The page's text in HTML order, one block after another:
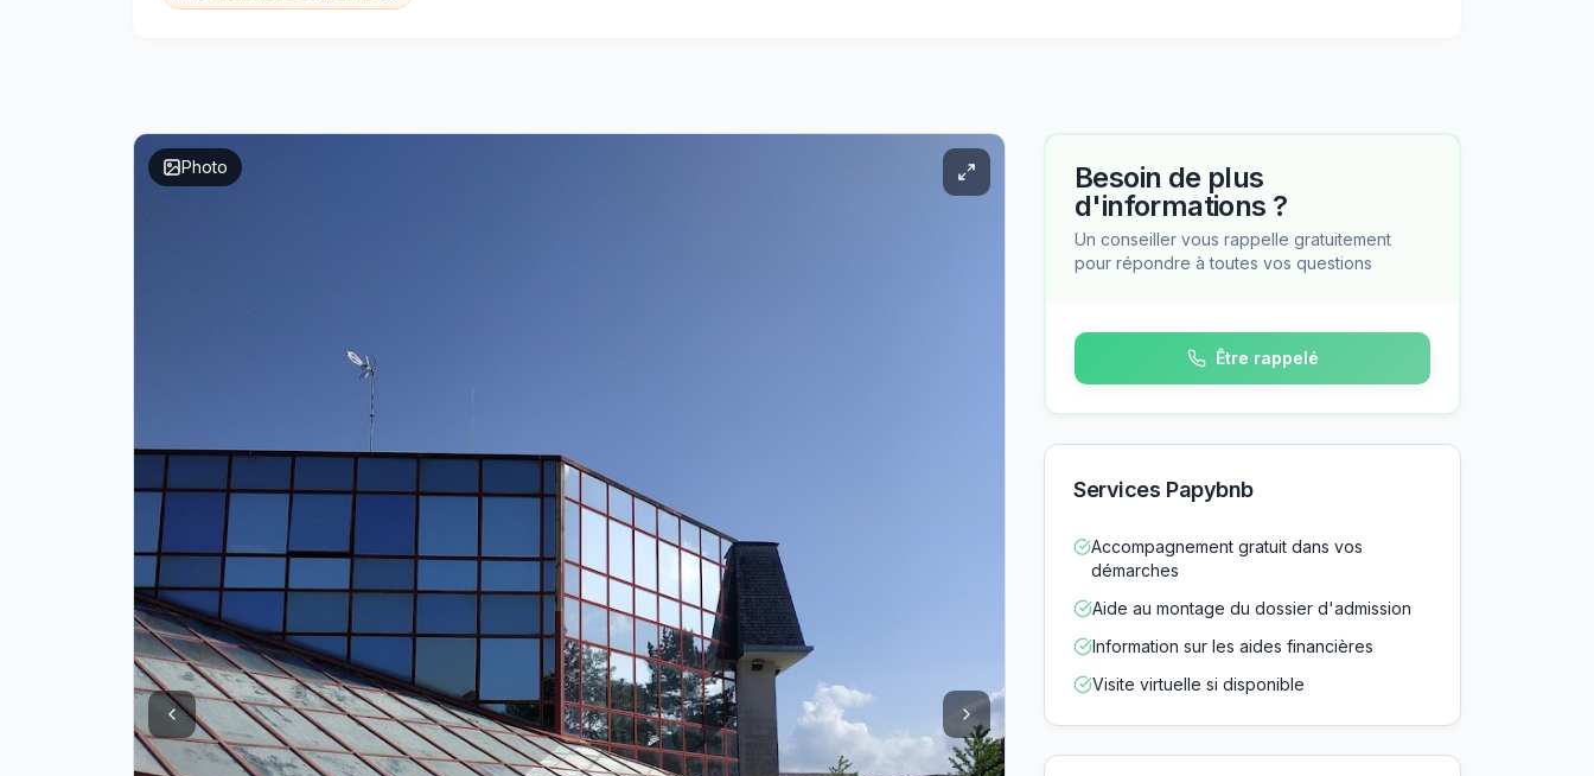
Photo
Besoin de plus
d'informations ?
Un conseiller vous rappelle gratuitement
pour répondre à toutes vos questions
Être rappelé
Services Papybnb
Accompagnement gratuit dans vos
démarches
Aide au montage du dossier d'admission
Information sur les aides financières
Visite virtuelle si disponible